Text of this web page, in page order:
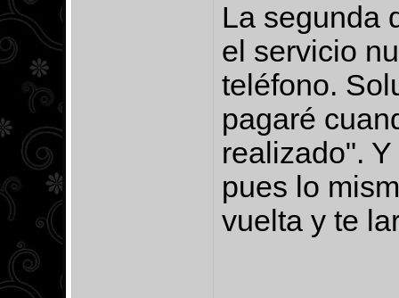
La segunda
el servicio
teléfono.
pagaré
realizado".
pues lo
vuelta y te